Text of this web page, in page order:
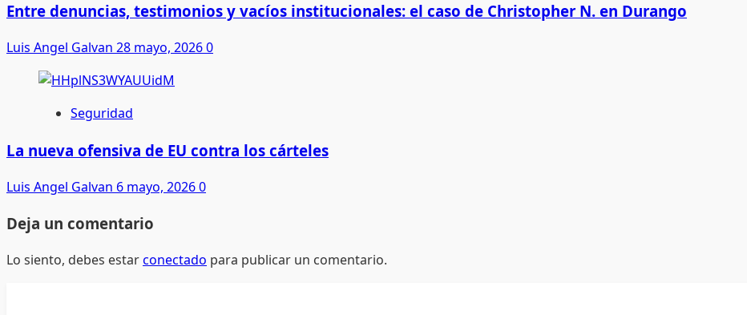
Entre denuncias, testimonios y vacíos institucionales: el caso de Christopher N. en Durango
Luis Angel Galvan 28 mayo, 20260
Seguridad
La nueva ofensiva de EU contra los cárteles
Luis Angel Galvan 6 mayo, 20260
Deja un comentario
Lo siento, debes estarconectado para publicar un comentario.